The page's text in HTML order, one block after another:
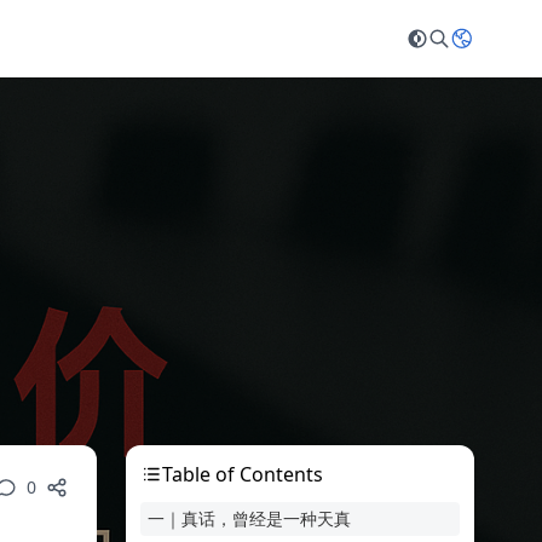
0 Table of Contents
一｜真话，曾经是一种天真